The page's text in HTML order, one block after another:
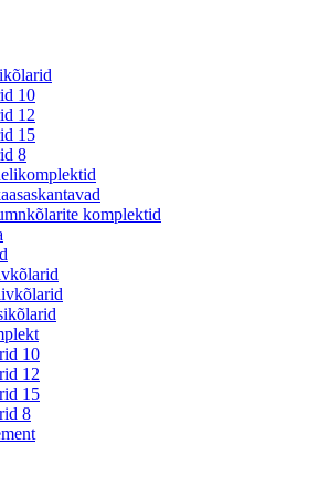
10
12
15
8
komplektid
10
12
15
8